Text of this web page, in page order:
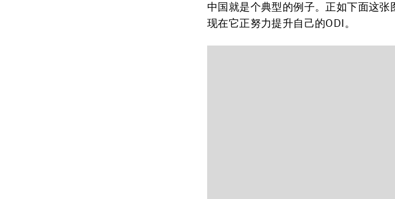
中国就是个典型的例子。正如下面这张
现在它正努力提升自己的ODI。